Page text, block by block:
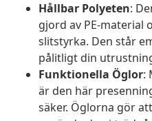
Hållbar Polyeten:
gjord av PE-material
slitstyrka. Den står
pålitligt din
Funktionella Öglor:
är den här
säker. Öglorna gör